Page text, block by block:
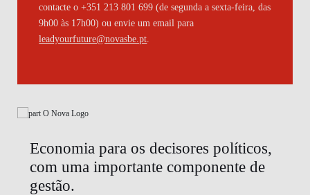
contacte o +351 213 801 699 (de segunda a sexta-feira, das
9h00 às 17h00) ou envie um email para
leadyourfuture@novasbe.pt
Economia para os decisores políticos,
com uma importante componente de
gestão.